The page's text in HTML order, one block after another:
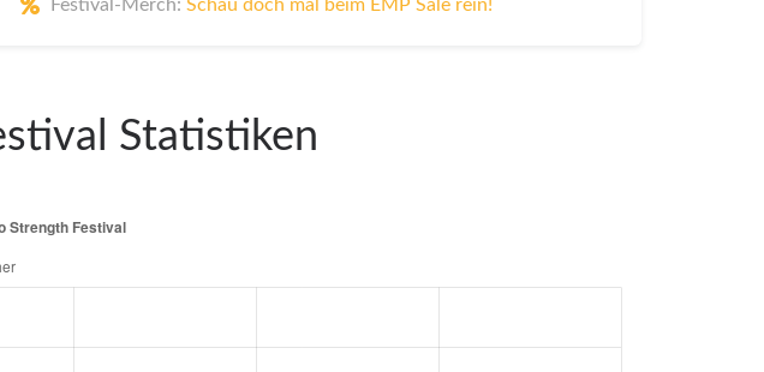
Festival-Merch: Schau doch mal beim EMP Sale rein!
Statistiken